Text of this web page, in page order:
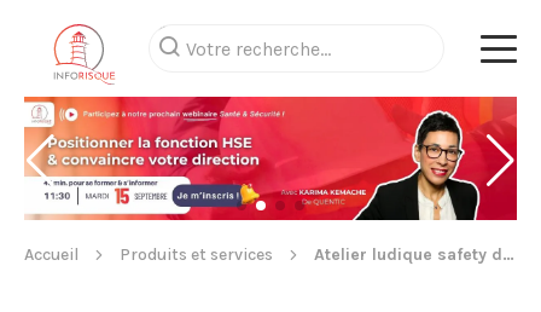
Accueil Produits et services Atelier ludique safety day